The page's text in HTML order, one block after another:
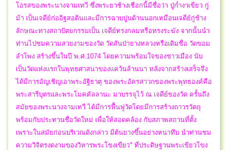
โอรสของพระนางจามเทวี ซึ่งพระยาช้างเชือกนี้มีชื่อว่า ปู่ก่ำงาเขียว กู่
ม้า เป็นเจดีย์ก่ออิฐสอดินและมีการฉาบปูนด้านนอกเหมือนเจดีย์กู่ช้าง
ลักษณะทางสถาปัตยกรรมเป็น เจดีย์ทรงกลมหรือทรงระฆัง จากนั้นนำ
ท่านไปชมความสวยงามของวัด วัดสันป่ายางหลวงหรือเดิมชื่อ วัดขอม
ลำโพง สร้างขึ้นในปี พ.ศ.1074 โดยความพร้อมใจของชาวเมือง นับ
เป็นวัดแห่งแรกในพุทธศาสนาของแคว้นล้านนา หลังจากสร้างเสร็จจึง
ได้มีการอัญเชิญเอาพระอัฐิธาตุ ของพระอัครสาวกของพระพุทธองค์คือ
พระสารีบุตรและพระโมคคัลลานะ มาบรรจุไว้ ณ เจดีย์ของวัด ครั้นถึง
สมัยของพระนางจามเทวี ได้มีการฟื้นฟูวัดโดยมีการสร้างถาวรวัตถุ
พร้อมกับประทานชื่อวัดใหม่ เพื่อให้สอดคล้อง กับสภาพสถานที่ตั้ง
เพราะในสมัยก่อนบริเวณดังกล่าว มีต้นยางขึ้นอย่างหนาทึบ นำท่านชม
ความวิจิตรงดงามของวิหารพระโขงเขียว" ที่ประดิษฐานพระเขียวโขง